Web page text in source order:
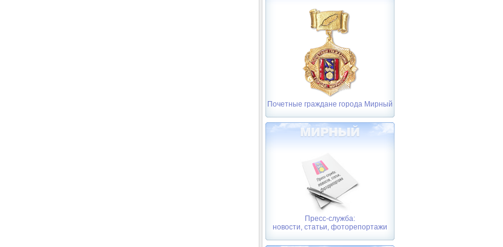
Почетные граждане города Мирный
Пресс-служба:
новости, статьи, фоторепортажи